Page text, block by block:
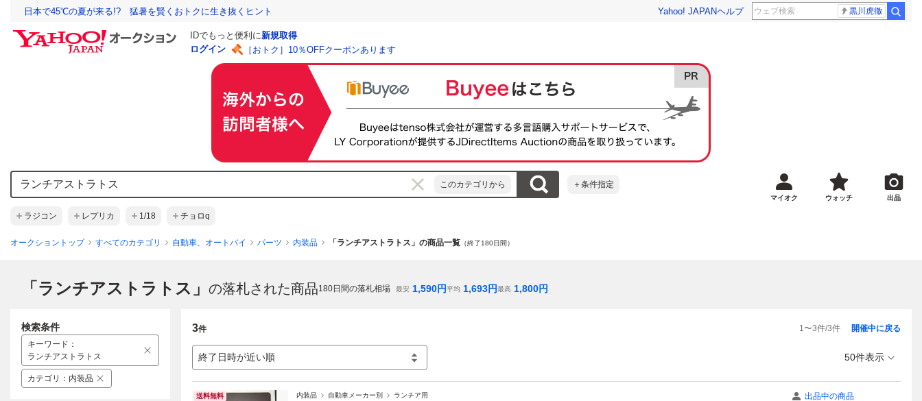
日本で45℃の夏が来る!? 猛暑を賢くおトクに生き抜くヒント Yahoo! JAPANヘルプ 黒川虎徹
IDでもっと便利に新規取得
ログイン
［おトク］10％OFFクーポンあります
このカテゴリから ＋条件指定
ラジコン レプリカ 1/18 チョロq
マイオク ウォッチ 出品
オークショントップ すべてのカテゴリ 自動車、オートバイ パーツ 内装品 「ランチアストラトス」の商品一覧 （終了180日間）
「ランチアストラトス」 の落札された商品180日間の落札相場 最安 1,590円平均 1,693円最高 1,800円
3件 1〜3件/3件
終了日時が近い順
開催中に戻る
50件表示
送料無料 内装品 自動車メーカー別 ランチア用
出品中の商品
検索条件
キーワード ：
ランチアストラトス
カテゴリ ： 内装品